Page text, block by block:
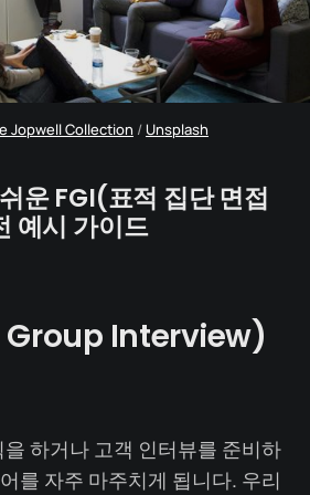
Jopwell Collection / Unsplash
운 FGI(표적 집단 면접
예시 가이드
Group Interview)
하거나 고객 인터뷰를 준비하
를 자주 마주치게 됩니다. 우리